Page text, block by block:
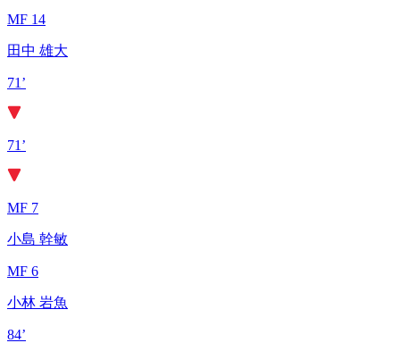
MF 14
田中 雄大
71’
71’
MF 7
小島 幹敏
MF 6
小林 岩魚
84’